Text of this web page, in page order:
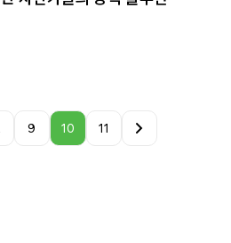
9 10 11